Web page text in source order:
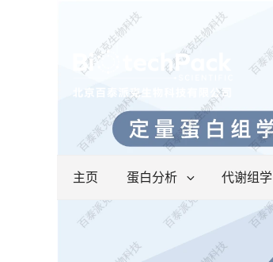
主页 蛋白分析 代谢组学